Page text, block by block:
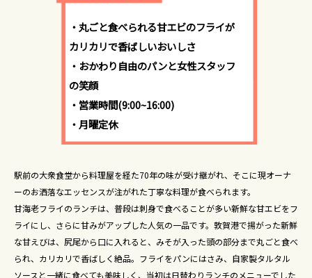
・丸ごと食べられる甘エビのフライが
カリカリで香ばしいおいしさ
・おかわり自由のパンと女性スタッフ
の笑顔
・営業時間(9:00~16:00)
・月曜定休
駅前の大衆食堂から料理屋を経た70年の味が受け継がれ、そこに現オーナ
ーのお洒落なエッセンスが注がれた丁寧な料理が食べられます。
甘海老フライのランチは、普段は刺身で食べることが多い新鮮な甘エビをフ
ライにし、さらに甘みがアップした人気の一品です。敦賀港で揚がった新鮮
な甘えびは、尻尾から口に入れると、みそが入った頭の部分まで丸ごと食べ
られ、カリカリで香ばしく絶品。フライをパンにはさみ、自家製タルタル
ソースと一緒に食べても美味しく、当初は日替わりランチのメニューでした